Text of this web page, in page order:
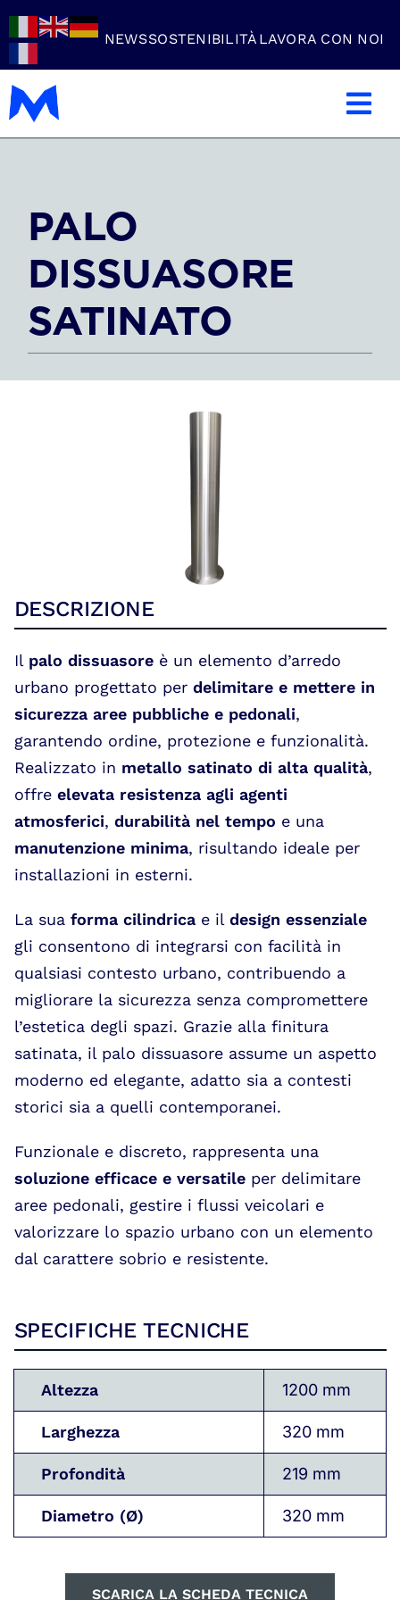
Skip
to
content
NEWSSOSTENIBILITÀ LAVORA CON NOI
Carpenteria Metallica
Settori
Lavorazioni
PALO
DISSUASORE
SATINATO
DESCRIZIONE
Il palo dissuasoreè un elemento d’arredo
urbano progettato per delimitare e mettere in
sicurezza aree pubbliche e pedonali,
garantendo ordine, protezione e funzionalità.
Realizzato in metallo satinato di alta qualità,
offre elevata resistenza agli agenti
atmosferici, durabilità nel tempo e una
manutenzione minima, risultando ideale per
installazioni in esterni.
La sua forma cilindricae il design essenziale
gli consentono di integrarsi con facilità in
qualsiasi contesto urbano, contribuendo a
migliorare la sicurezza senza compromettere
l’estetica degli spazi. Grazie alla finitura
satinata, il palo dissuasore assume un aspetto
moderno ed elegante, adatto sia a contesti
storici sia a quelli contemporanei.
Funzionale e discreto, rappresenta una
soluzione efficace e versatileper delimitare
aree pedonali, gestire i flussi veicolari e
valorizzare lo spazio urbano con un elemento
dal carattere sobrio e resistente.
SPECIFICHE TECNICHE
Altezza 1200 mm
Larghezza 320 mm
Profondità 219 mm
Diametro (Ø) 320 mm
SCARICA LA SCHEDA TECNICA